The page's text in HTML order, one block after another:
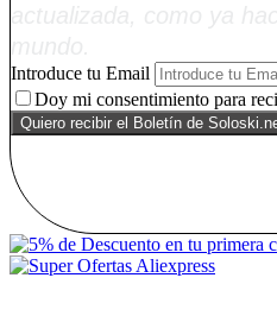
Introduce tu Email
Doy mi consentimiento para